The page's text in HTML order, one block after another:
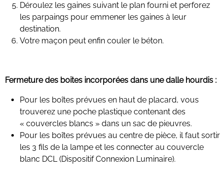
Déroulez les gaines suivant le plan fourni et perforez
les parpaings pour emmener les gaines à leur
destination.
Votre maçon peut enfin couler le béton.
Fermeture des boites incorporées dans une dalle hourdis :
Pour les boîtes prévues en haut de placard, vous
trouverez une poche plastique contenant des
« couvercles blancs » dans un sac de pieuvres.
Pour les boîtes prévues au centre de pièce, il faut sortir
les 3 fils de la lampe et les connecter au couvercle
blanc DCL (Dispositif Connexion Luminaire).